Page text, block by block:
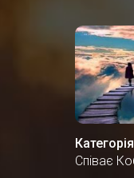
Співає